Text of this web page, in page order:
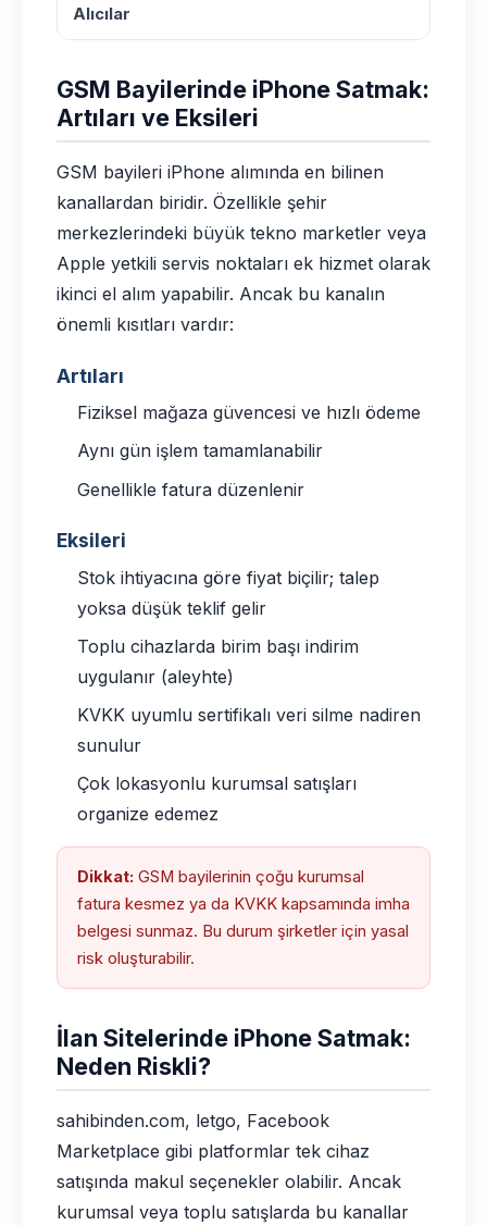
Alıcılar
GSM Bayilerinde iPhone Satmak:
Artıları ve Eksileri
GSM bayileri iPhone alımında en bilinen
kanallardan biridir. Özellikle şehir
merkezlerindeki büyük tekno marketler veya
Apple yetkili servis noktaları ek hizmet olarak
ikinci el alım yapabilir. Ancak bu kanalın
önemli kısıtları vardır:
Artıları
Fiziksel mağaza güvencesi ve hızlı ödeme
Aynı gün işlem tamamlanabilir
Genellikle fatura düzenlenir
Eksileri
Stok ihtiyacına göre fiyat biçilir; talep
yoksa düşük teklif gelir
Toplu cihazlarda birim başı indirim
uygulanır (aleyhte)
KVKK uyumlu sertifikalı veri silme nadiren
sunulur
Çok lokasyonlu kurumsal satışları
organize edemez
Dikkat: GSM bayilerinin çoğu kurumsal
fatura kesmez ya da KVKK kapsamında imha
belgesi sunmaz. Bu durum şirketler için yasal
risk oluşturabilir.
İlan Sitelerinde iPhone Satmak:
Neden Riskli?
sahibinden.com, letgo, Facebook
Marketplace gibi platformlar tek cihaz
satışında makul seçenekler olabilir. Ancak
kurumsal veya toplu satışlarda bu kanallar